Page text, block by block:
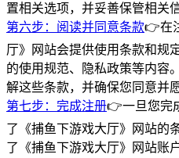
置相关选项，并妥善保管相关
第六步：阅读并同意条款👉在
厅》网站会提供使用条款和规
的使用规范、隐私政策等内容
解这些条款，并确保您同意并
第七步：完成注册👉一旦您完
了《捕鱼下游戏大厅》网站的
了《捕鱼下游戏大厅》网站账